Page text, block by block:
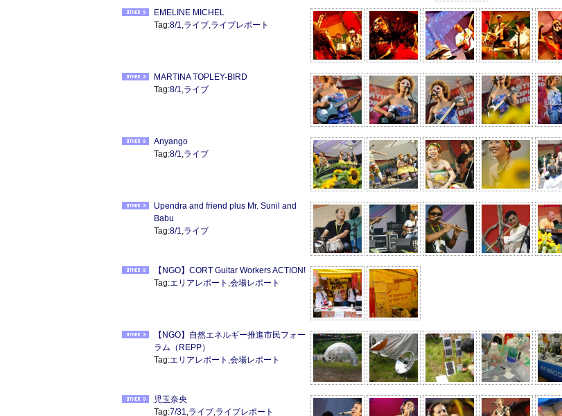
EMELINE MICHEL
Tag:8/1,ライブ,ライブレポート
MARTINA TOPLEY-BIRD
Tag:8/1,ライブ
Anyango
Tag:8/1,ライブ
Upendra and friend plus Mr. Sunil and
Babu
Tag:8/1,ライブ
【NGO】CORT Guitar Workers ACTION!
Tag:エリアレポート ,会場レポート
【NGO】自然エネルギー推進市民フォー
ラム（REPP）
Tag:エリアレポート ,会場レポート
児玉奈央
Tag:7/31,ライブ,ライブレポート